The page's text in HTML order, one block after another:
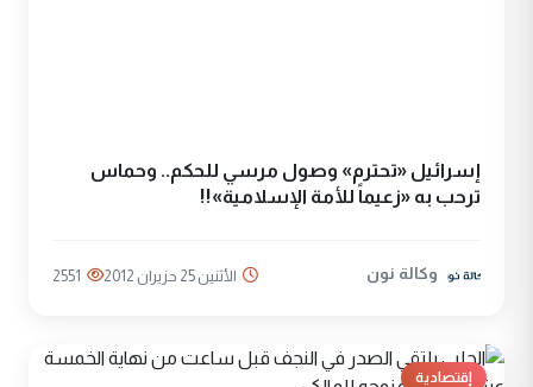
إسرائيل «تحترم» وصول مرسي للحكم.. وحماس
ترحب به «زعيماً للأمة الإسلامية»!!
وكالة نون الأثنين 25 حزيران 2012 2551
إقتصادية